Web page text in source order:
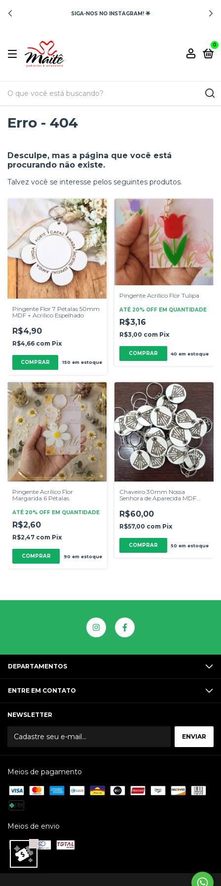
SIGA-NOS NO INSTAGRAM! 🌟
0
Erro - 404
Desculpe, mas a página que você está
procurando não existe.
Talvez você se interesse pelos seguintes produtos.
Pingente Flor 7 Pétalas 50mm
MDF + Acrílico Espelhado
R$4,90
R$4,66 com Pix
COMPRAR 150 em estoque
Pingente Acrílico Flor Tulipa
ATÉ 20% OFF EM QUANTIDADE
R$3,16
R$3,00 com Pix
COMPRAR 40 em estoque
Pingente Acrílico Flor
Margarida 6 Pétalas
ATÉ 20% OFF EM QUANTIDADE
R$2,60
R$2,47 com Pix
COMPRAR 90 em estoque
Chaveiro 30mm Nossa
Senhora de Aparecida MDF
R$60,00
R$57,00 com Pix
50 em estoque
DEPARTAMENTOS
ENTRE EM CONTATO
NEWSLETTER
Meios de pagamento
Meios de envio